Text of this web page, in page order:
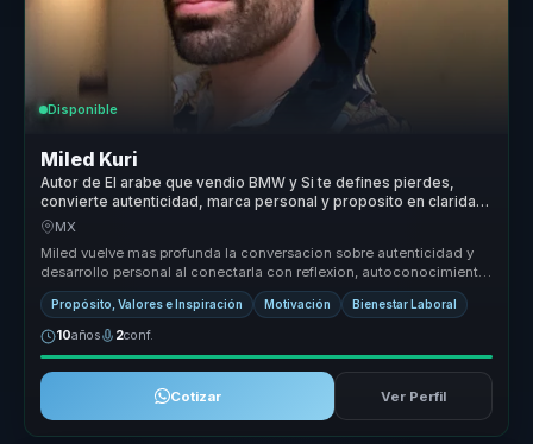
Disponible
Miled Kuri
Autor de El arabe que vendio BMW y Si te defines pierdes,
convierte autenticidad, marca personal y proposito en claridad
para equipos.
MX
Miled vuelve mas profunda la conversacion sobre autenticidad y
desarrollo personal al conectarla con reflexion, autoconocimiento
y vincul...
Propósito, Valores e Inspiración Motivación Bienestar Laboral
10años 2conf.
Cotizar Ver Perfil